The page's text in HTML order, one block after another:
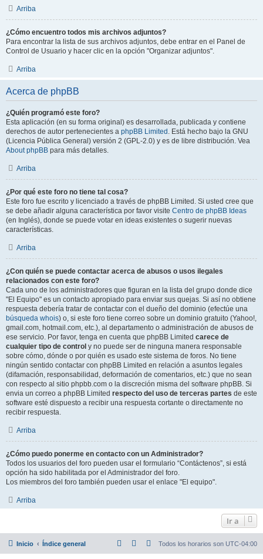
Arriba
¿Cómo encuentro todos mis archivos adjuntos?
Para encontrar la lista de sus archivos adjuntos, debe entrar en el Panel de
Control de Usuario y hacer clic en la opción "Organizar adjuntos".
Arriba
Acerca de phpBB
¿Quién programó este foro?
Esta aplicación (en su forma original) es desarrollada, publicada y contiene
derechos de autor pertenecientes a phpBB Limited . Está hecho bajo la GNU
(Licencia Pública General) versión 2 (GPL-2.0) y es de libre distribución. Vea
About phpBB para más detalles.
Arriba
¿Por qué este foro no tiene tal cosa?
Este foro fue escrito y licenciado a través de phpBB Limited. Si usted cree que
se debe añadir alguna característica por favor visite Centro de phpBB Ideas
(en Inglés), donde se puede votar en ideas existentes o sugerir nuevas
características.
Arriba
¿Con quién se puede contactar acerca de abusos o usos ilegales
relacionados con este foro?
Cada uno de los administradores que figuran en la lista del grupo donde dice
"El Equipo" es un contacto apropiado para enviar sus quejas. Si así no obtiene
respuesta debería tratar de contactar con el dueño del dominio (efectúe una
búsqueda whois) o, si este foro tiene correo sobre un dominio gratuito (Yahoo!,
gmail.com, hotmail.com, etc.), al departamento o administración de abusos de
ese servicio. Por favor, tenga en cuenta que phpBB Limited carece de
cualquier tipo de control y no puede ser de ninguna manera responsable
sobre cómo, dónde o por quién es usado este sistema de foros. No tiene
ningún sentido contactar con phpBB Limited en relación a asuntos legales
(difamación, responsabilidad, deformación de comentarios, etc.) que no sean
con respecto al sitio phpbb.com o la discreción misma del software phpBB. Si
envia un correo a phpBB Limited respecto del uso de terceras partes de este
software esté dispuesto a recibir una respuesta cortante o directamente no
recibir respuesta.
Arriba
¿Cómo puedo ponerme en contacto con un Administrador?
Todos los usuarios del foro pueden usar el formulario “Contáctenos”, si está
opción ha sido habilitada por el Administrador del foro.
Los miembros del foro también pueden usar el enlace "El equipo".
Arriba
Ir a
Inicio Índice general Todos los horarios son UTC-04:00